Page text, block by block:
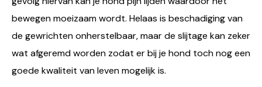
bewegen moeizaam wordt. Helaas is beschadiging van
de gewrichten onherstelbaar, maar de slijtage kan zeker
wat afgeremd worden zodat er bij je hond toch nog een
goede kwaliteit van leven mogelijk is.